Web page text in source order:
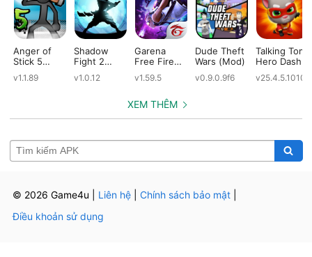
Anger of
Stick 5
v1.1.89
Shadow
Fight 2
Edition
v1.0.12
Garena
Free Fire
v1.59.5
Dude Theft
Wars (Mod)
v0.9.0.9f6
Talking Tom
Hero Dash
v25.4.5.10109
XEM THÊM
© 2026 Game4u Liên hệ| Chính sách bảo mật|
Điều khoản sử dụng